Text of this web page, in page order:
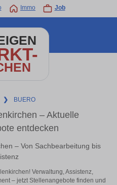
Immo Job
❯ BUERO
– Aktuelle
entdecken
– Von Sachbearbeitung bis
Verwaltung, Assistenz,
– jetzt Stellenangebote finden und